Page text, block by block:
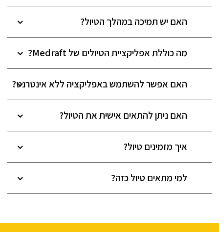
האם יש תמיכה במהלך הטיול?
מה כוללת אפליקציית הטיולים של Medraft?
האם אפשר להשתמש באפליקציה ללא אינטרנט?
האם ניתן להתאים אישית את הטיול?
איך מזמינים טיול?
למי מתאים טיול כזה?